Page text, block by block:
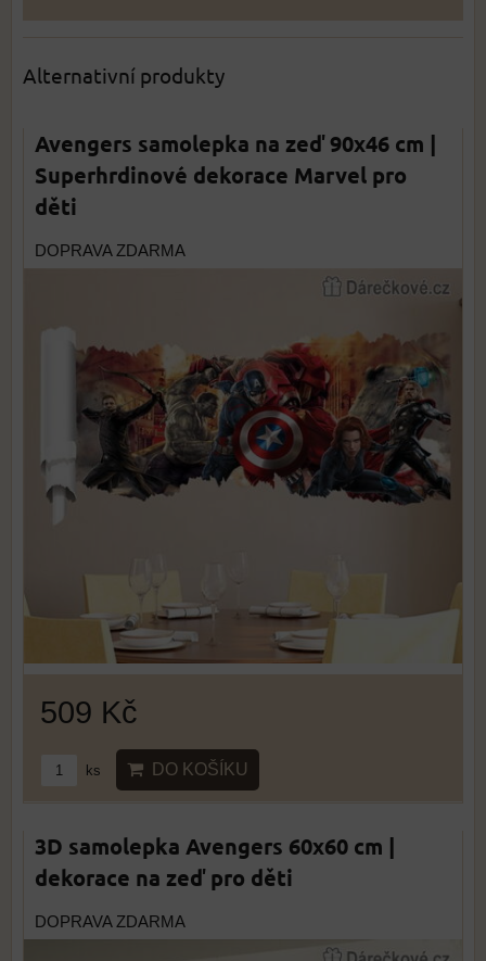
Alternativní produkty
Avengers samolepka na zeď 90x46 cm |
Superhrdinové dekorace Marvel pro
děti
DOPRAVA ZDARMA
509 Kč
ks DO KOŠÍKU
3D samolepka Avengers 60x60 cm |
dekorace na zeď pro děti
DOPRAVA ZDARMA